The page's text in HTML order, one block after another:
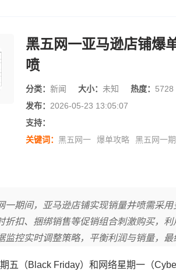
黑五网一亚马逊店铺爆
喷
分类： 新闻 大小： 未知 热度： 5728
发布： 2026-05-23 13:05:07
支持：
关键词： 黑五网一 爆单攻略 黑五网一
一期间，亚马逊店铺实现销量井喷需采
折扣、捆绑销售等促销组合刺激购买，
监控实时调整策略，平衡利润与销量，
五（Black Friday）和网络星期一（